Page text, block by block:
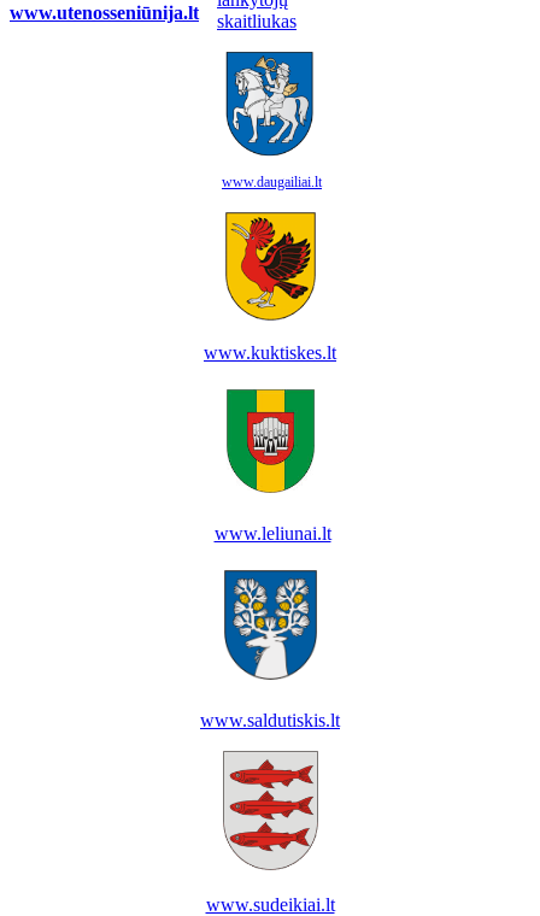
www.utenosseniūnija.lt
www.daugailiai.lt
www.kuktiskes.lt
www.leliunai.lt
www.saldutiskis.lt
www.sudeikiai.lt